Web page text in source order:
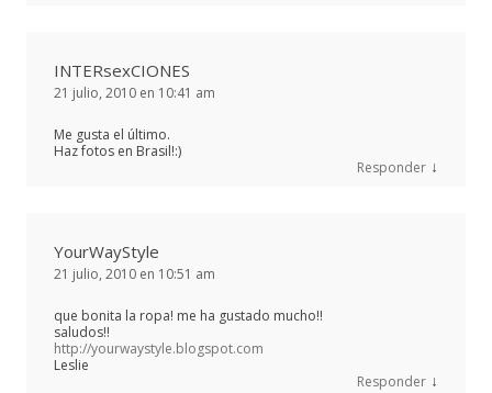
INTERsexCIONES
21 julio, 2010 en 10:41 am
Me gusta el último.
Haz fotos en Brasil!:)
Responder ↓
YourWayStyle
21 julio, 2010 en 10:51 am
que bonita la ropa! me ha gustado mucho!!
saludos!!
http://yourwaystyle.blogspot.com
Leslie
Responder ↓